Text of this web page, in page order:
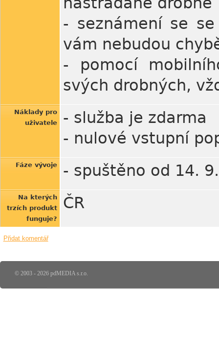
- seznámení se
vám nebudou
- pomocí
svých drobných,
Náklady pro
uživatele
- služba je zdarma
- nulové vstupní
Fáze vývoje - spuštěno od 14.
Na kterých
trzích produkt
funguje?
ČR
Přidat komentář
© 2003 - 2026 pdMEDIA s.r.o.